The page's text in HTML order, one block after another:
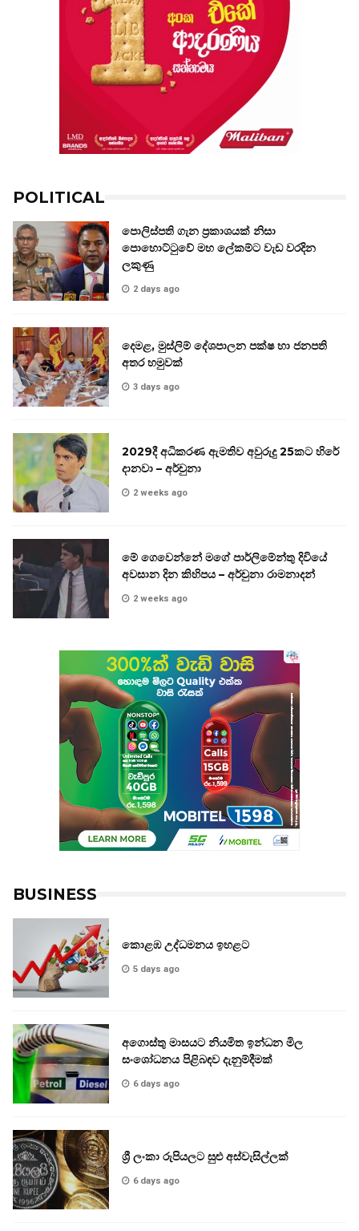
POLITICAL
පොලිස්පති ගැන ප්‍රකාශයක් නිසා
පොහොට්ටුවේ මහ ලේකම්ට වැඩ වරදින
ලකුණු
2 days ago
දෙමළ, මුස්ලිම් දේශපාලන පක්ෂ හා ජනපති
අතර හමුවක්
3 days ago
2029දී අධිකරණ ඇමතිව අවුරුදු 25කට හිරේ
දානවා – අර්චුනා
2 weeks ago
මේ ගෙවෙන්නේ මගේ පාර්ලිමේන්තු දිවියේ
අවසාන දින කිහිපය – අර්චුනා රාමනාදන්
2 weeks ago
BUSINESS
කොළඹ උද්ධමනය ඉහළට
5 days ago
අගොස්තු මාසයට නියමිත ඉන්ධන මිල
සංශෝධනය පිළිබඳව දැනුම්දීමක්
6 days ago
ශ්‍රී ලංකා රුපියලට සුළු අස්වැසිල්ලක්
6 days ago